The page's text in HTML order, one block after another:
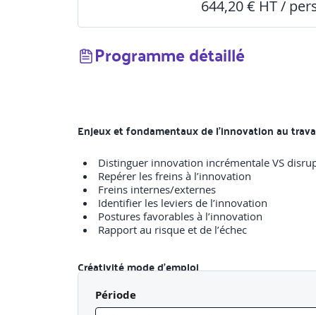
644,20 € HT /
Programme détaillé
Enjeux et fondamentaux de l’innovation au
Distinguer innovation incrémentale VS
Repérer les freins à l’innovation
Freins internes/externes
Identifier les leviers de l’innovation
Postures favorables à l’innovation
Rapport au risque et de l’échec
Créativité mode d’emploi
Auto-évaluer sa créativité
Période